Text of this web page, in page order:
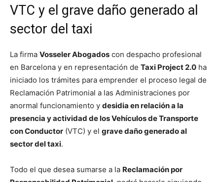
VTC y el grave daño generado al
sector del taxi
La firma Vosseler Abogados con despacho profesional
en Barcelona y en representación de Taxi Project 2.0 ha
iniciado los trámites para emprender el proceso legal de
Reclamación Patrimonial a las Administraciones por
anormal funcionamiento y desidia en relación a la
presencia y actividad de los Vehículos de Transporte
con Conductor (VTC) y el grave daño generado al
sector del taxi.
Todo el que desea sumarse a la Reclamación por